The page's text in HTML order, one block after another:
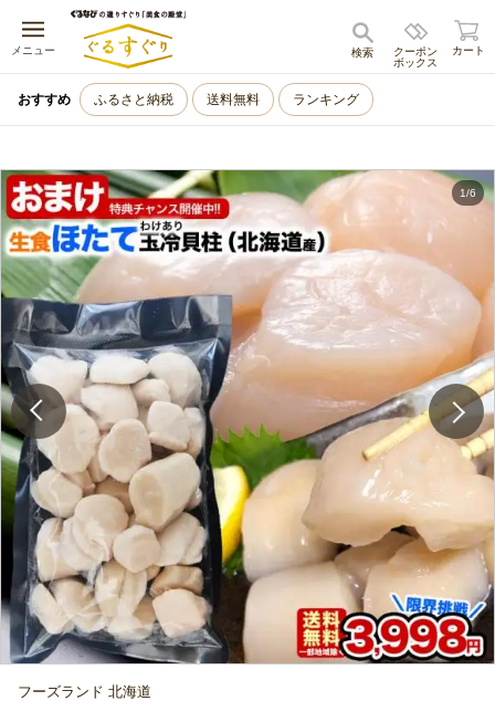
メニュー
キャンセル
クーポン
ボックス
検索 カート
おすすめ ふるさと納税 送料無料 ランキング
1/6
フーズランド 北海道